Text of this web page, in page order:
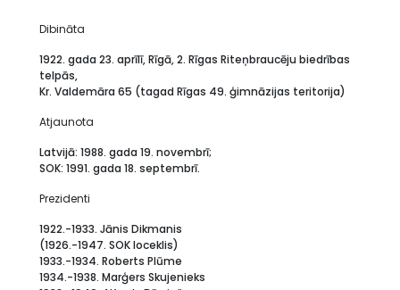
Dibināta
1922. gada 23. aprīlī, Rīgā, 2. Rīgas Riteņbraucēju biedrības
telpās,
Kr. Valdemāra 65 (tagad Rīgas 49. ģimnāzijas teritorija)
Atjaunota
Latvijā: 1988. gada 19. novembrī;
SOK: 1991. gada 18. septembrī.
Prezidenti
1922.-1933. Jānis Dikmanis
(1926.-1947. SOK loceklis)
1933.-1934. Roberts Plūme
1934.-1938. Marģers Skujenieks